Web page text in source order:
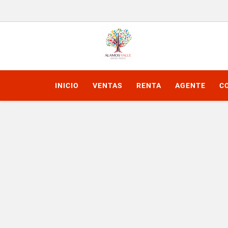
INICIO VENTAS RENTA AGENTE